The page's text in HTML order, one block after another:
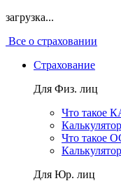
загрузка...
Все о страховании
Страхование
Для Физ. лиц
Что такое
Что такое
Для Юр. лиц